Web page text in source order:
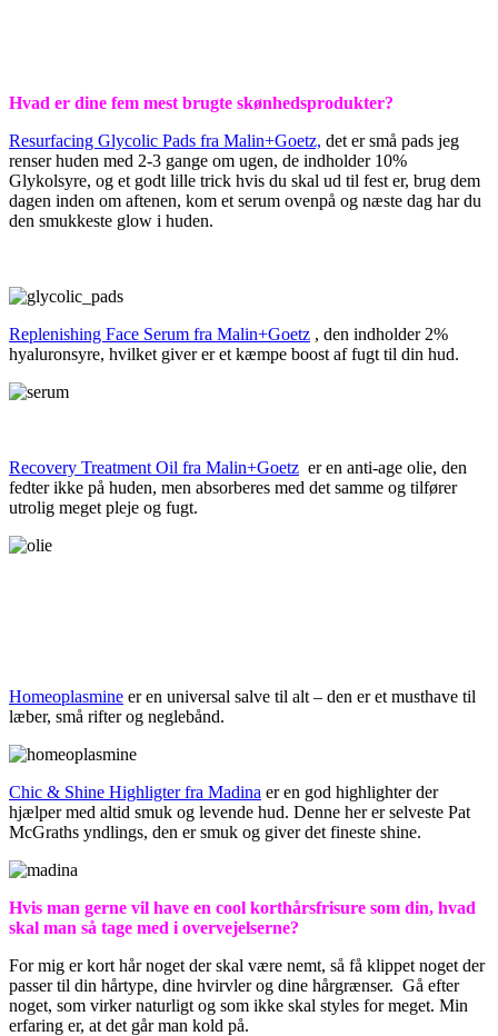
Hvad er dine fem mest brugte skønhedsprodukter?
Resurfacing Glycolic Pads fra Malin+Goetz, det er små pads jeg
renser huden med 2-3 gange om ugen, de indholder 10%
Glykolsyre, og et godt lille trick hvis du skal ud til fest er, brug dem
dagen inden om aftenen, kom et serum ovenpå og næste dag har du
den smukkeste glow i huden.
Replenishing Face Serum fra Malin+Goetz , den indholder 2%
hyaluronsyre, hvilket giver er et kæmpe boost af fugt til din hud.
Recovery Treatment Oil fra Malin+Goetz er en anti-age olie, den
fedter ikke på huden, men absorberes med det samme og tilfører
utrolig meget pleje og fugt.
Homeoplasmine er en universal salve til alt – den er et musthave til
læber, små rifter og neglebånd.
Chic & Shine Highligter fra Madina er en god highlighter der
hjælper med altid smuk og levende hud. Denne her er selveste Pat
McGraths yndlings, den er smuk og giver det fineste shine.
Hvis man gerne vil have en cool korthårsfrisure som din, hvad
skal man så tage med i overvejelserne?
For mig er kort hår noget der skal være nemt, så få klippet noget der
passer til din hårtype, dine hvirvler og dine hårgrænser. Gå efter
noget, som virker naturligt og som ikke skal styles for meget. Min
erfaring er, at det går man kold på.